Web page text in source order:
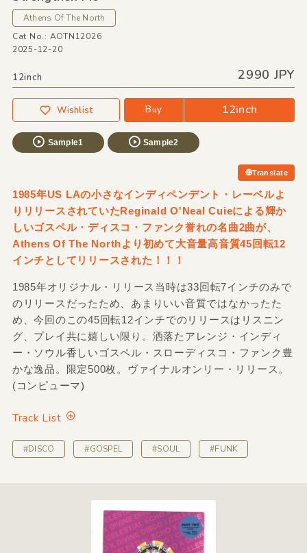
Athens Of The North
Cat No.: AOTN12026
2025-12-20
12inch 2990 JPY
Wishlist Buy 12inch
Sample1 Sample2
Translate
1985年US LAの小さなインディペンデント・レーベルよ
りリリースされていたReginald O'Neal Cuieによる輝か
しいゴスペル・ディスコ・ファンク誉れの名曲2曲が、
Athens Of The Northより初めて大音量高音質45回転12
インチとしてリリースされた！！！
1985年オリジナル・リリース当時は33回転7インチのみで
のリリースだったため、あまりいい音質ではなかったた
め、今回のこの45回転12インチでのリリースはリスニン
グ、プレイ共に嬉しい限り。洒落たアレンジ・インディ
ー・ソウル香しいゴスペル・スローディスコ・ファンク豊
かな逸品。限定500枚。ヴァイナルオンリー・リリース。
(コンピューマ)
Track List
#DISCO #GOSPEL #SOUL #FUNK